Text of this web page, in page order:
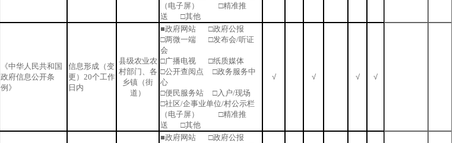
（电子屏） □精准推
送 □其他
《中华人民共和国
政府信息公开条
例》
信息形成（变
更）20个工作
日内
县级农业农
村部门、各
乡镇（街
道）
■政府网站 □政府公报
□两微一端 □发布会/听证
会
□广播电视 □纸质媒体
□公开查阅点 □政务服务中
心
□便民服务站 □入户/现场
□社区/企事业单位/村公示栏
（电子屏） □精准推
送 □其他
√ √ √ √
■政府网站 □政府公报